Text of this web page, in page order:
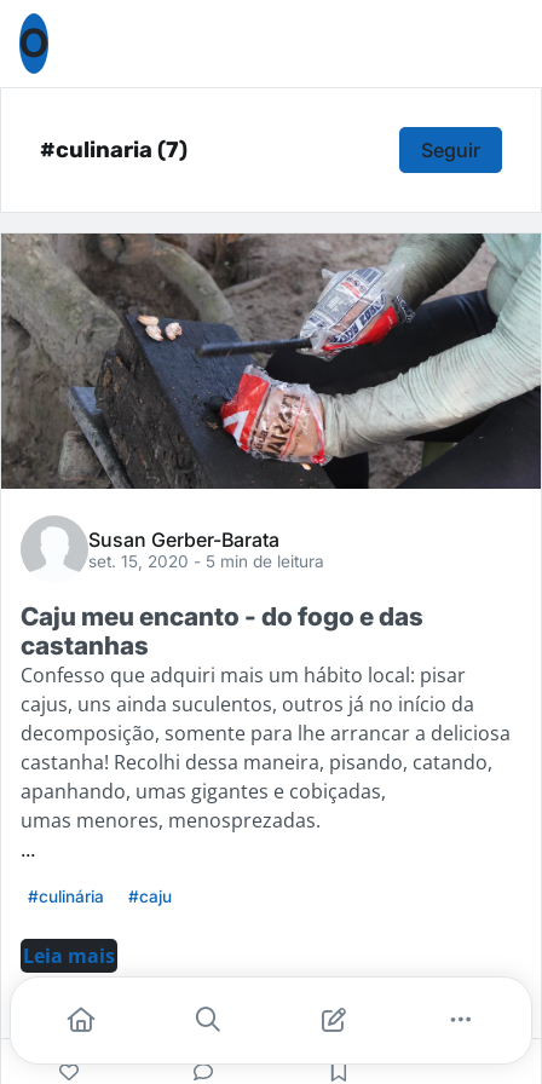
O
#culinaria (7) Seguir
Susan Gerber-Barata
set. 15, 2020 - 5 min de leitura
Caju meu encanto - do fogo e das
castanhas
Confesso que adquiri mais um hábito local: pisar
cajus, uns ainda suculentos, outros já no início da
decomposição, somente para lhe arrancar a deliciosa
castanha! Recolhi dessa maneira, pisando, catando,
apanhando, umas gigantes e cobiçadas,
umas menores, menosprezadas.
...
#culinária #caju
Leia mais